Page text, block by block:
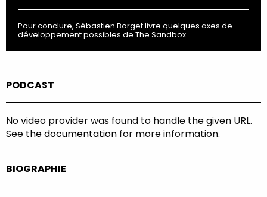
Pour conclure, Sébastien Borget livre quelques axes de
développement possibles de The Sandbox.
PODCAST
No video provider was found to handle the given URL.
See the documentation for more information.
BIOGRAPHIE